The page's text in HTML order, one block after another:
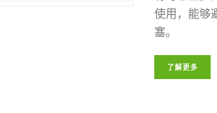
使用，能够
塞。
了解更多